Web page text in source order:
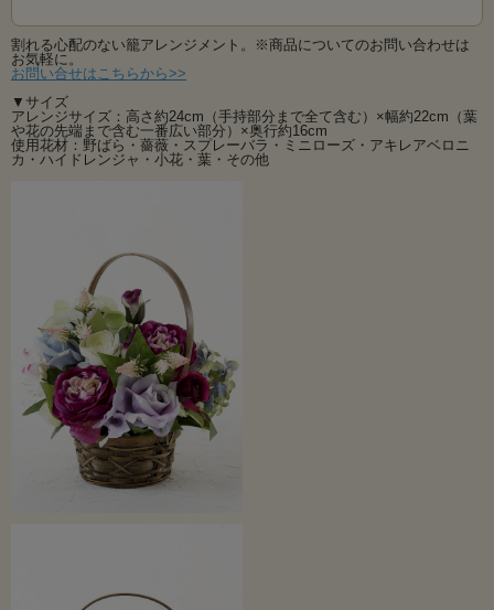
お誕生祝い・新築祝い、母の日や敬老の日の贈り物にもいかがでしょうか？
籠バスケットは軽くて割れることもありませんので大変贈りやすいフラワーアレ
ンジメントです。
仕上げておりますので贈り物としても大変喜ばれております。
造花は枯れることもなく長く楽しむことが出来ます。
また、水やりや虫などの心配もお手入の手間もなく贈り物としても大変喜ばれて
※SALE・ご奉仕価格のため返品交換はできませんので予めご了承ください。
割れる心配のない籠アレンジメント。※商品についてのお問い合わせは
お気軽に。
お問い合せはこちらから>>
▼サイズ
アレンジサイズ：高さ約24cm（手持部分まで全て含む）×幅約22cm（葉
や花の先端まで含む一番広い部分）×奥行約16cm
使用花材：野ばら・薔薇・スプレーバラ・ミニローズ・アキレアベロニ
カ・ハイドレンジャ・小花・葉・その他